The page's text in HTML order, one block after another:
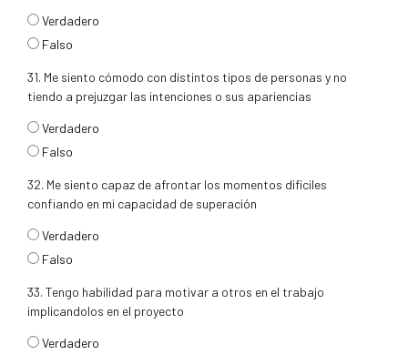
respuesta30
Verdadero
Falso
31. Me siento cómodo con distintos tipos de personas y no
tiendo a prejuzgar las intenciones o sus apariencias
respuesta31
Verdadero
Falso
32. Me siento capaz de afrontar los momentos difíciles
confiando en mi capacidad de superación
respuesta32
Verdadero
Falso
33. Tengo habilidad para motivar a otros en el trabajo
implicandolos en el proyecto
respuesta33
Verdadero